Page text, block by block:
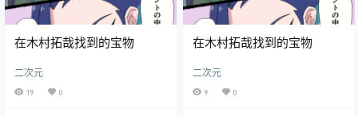
在木村拓哉找到的宝物
二次元
19 0
在木村拓哉找到的宝物
二次元
9 0